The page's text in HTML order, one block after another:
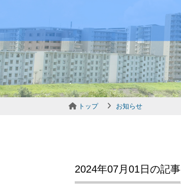
トップ お知らせ
2024年07月01日の記事